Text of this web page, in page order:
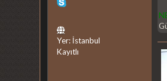
Yer: İstanbul
Kayıtlı